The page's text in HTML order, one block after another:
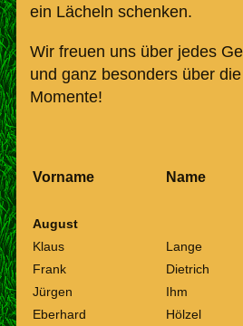
ein Lächeln schenken.
Wir freuen uns über jedes
und ganz besonders über
Momente!
Vorname Name
August
Klaus
Lange
Frank
Dietrich
Jürgen
Ihm
Eberhard
Hölzel